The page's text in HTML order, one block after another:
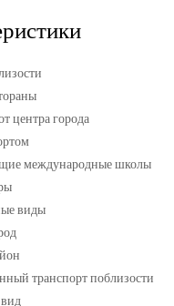
центра города
международные школы
виды
транспорт поблизости